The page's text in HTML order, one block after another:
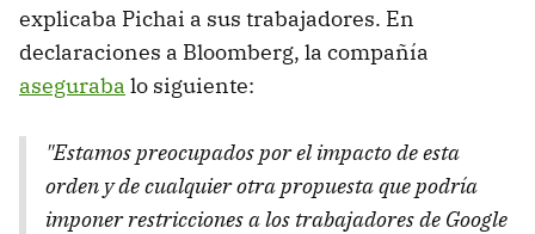
explicaba Pichai a sus trabajadores. En
declaraciones a Bloomberg, la compañía
aseguraba lo siguiente:
"Estamos preocupados por el impacto de esta
orden y de cualquier otra propuesta que podría
imponer restricciones a los trabajadores de Google